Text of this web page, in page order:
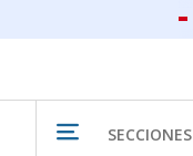
SECCIONES